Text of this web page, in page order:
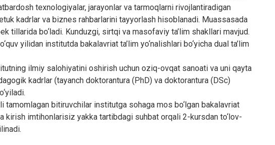
texnologiyalar, jarayonlar va tarmoqlarni rivojlantiradigan
kadrlar va biznes rahbarlarini tayyorlash hisoblanadi. Muassasada
tillarida bo‘ladi. Kunduzgi, sirtqi va masofaviy ta’lim shakllari mavjud.
yilidan institutda bakalavriat ta’lim yo‘nalishlari bo‘yicha dual ta’lim
ilmiy salohiyatini oshirish uchun oziq-ovqat sanoati va uni qayta
kadrlar (tayanch doktorantura (PhD) va doktorantura (DSc)
tamomlagan bitiruvchilar institutga sohaga mos bo‘lgan bakalavriat
kirish imtihonlarisiz yakka tartibdagi suhbat orqali 2-kursdan to‘lov-